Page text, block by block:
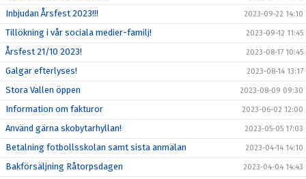
Inbjudan Årsfest 2023!!! 2023-09-22 14:10
Tillökning i vår sociala medier-familj! 2023-09-12 11:45
Årsfest 21/10 2023! 2023-08-17 10:45
Galgar efterlyses! 2023-08-14 13:17
Stora Vallen öppen 2023-08-09 09:30
Information om fakturor 2023-06-02 12:00
Använd gärna skobytarhyllan! 2023-05-05 17:03
Betalning fotbollsskolan samt sista anmälan 2023-04-14 14:10
Bakförsäljning Råtorpsdagen 2023-04-04 14:43